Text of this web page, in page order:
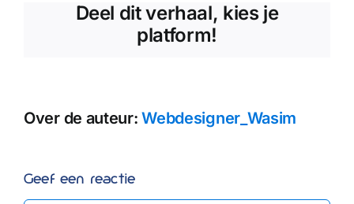
Deel dit verhaal, kies je
platform!
Over de auteur:Webdesigner_Wasim
Geef een reactie